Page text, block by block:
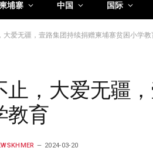
柬埔寨 中国 国际
大爱无疆，壹路集团持续捐赠柬埔寨贫困小学教
止，大爱无疆
教育
2024-03-20